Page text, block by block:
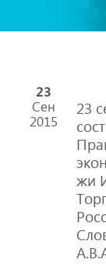
23
Сен
2015
23
жи